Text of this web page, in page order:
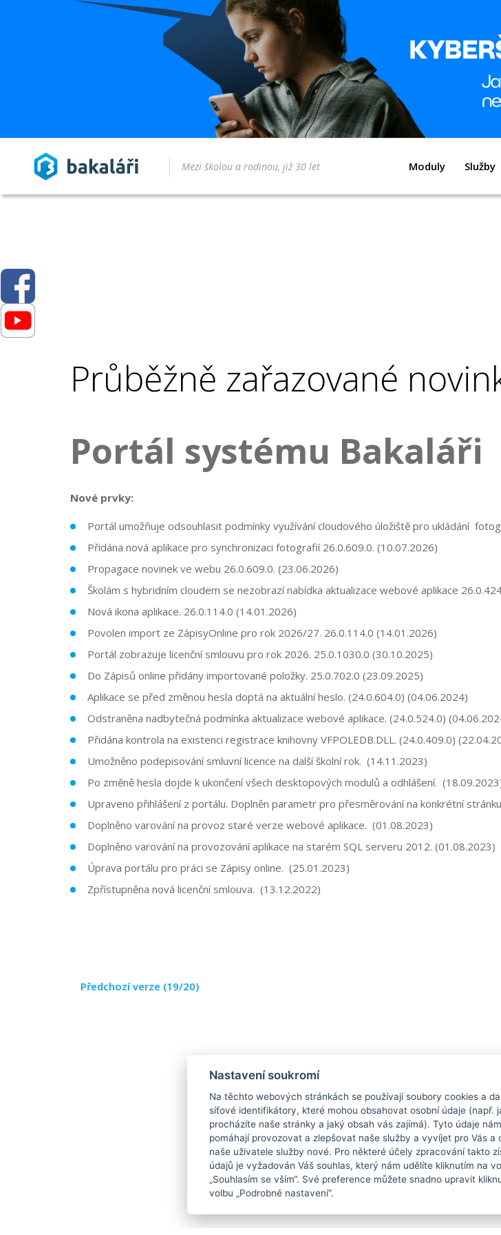
Moduly Služby
Průběžně zařazované
Portál systému Bakaláři
Nové prvky:
Portál umožňuje odsouhlasit podmínky využívání cloudového úložiště pro ukládání
Přidána nová aplikace pro synchronizaci fotografií 26.0.609.0. (10.07.2026)
Propagace novinek ve webu 26.0.609.0. (23.06.2026)
Školám s hybridním cloudem se nezobrazí nabídka aktualizace webové aplikace
Nová ikona aplikace. 26.0.114.0 (14.01.2026)
Povolen import ze ZápisyOnline pro rok 2026/27. 26.0.114.0 (14.01.2026)
Portál zobrazuje licenční smlouvu pro rok 2026. 25.0.1030.0 (30.10.2025)
Do Zápisů online přidány importované položky. 25.0.702.0 (23.09.2025)
Aplikace se před změnou hesla doptá na aktuální heslo. (24.0.604.0) (04.06.2024)
Odstraněna nadbytečná podmínka aktualizace webové aplikace. (24.0.524.0)
Přidána kontrola na existenci registrace knihovny VFPOLEDB.DLL. (24.0.409.0)
Umožněno podepisování smluvní licence na další školní rok. (14.11.2023)
Po změně hesla dojde k ukončení všech desktopových modulů a odhlášení.
Upraveno přihlášení z portálu. Doplněn parametr pro přesměrování na konkrétní
Doplněno varování na provoz staré verze webové aplikace. (01.08.2023)
Doplněno varování na provozování aplikace na starém SQL serveru 2012. (01.08.2023)
Úprava portálu pro práci se Zápisy online. (25.01.2023)
Zpřístupněna nová licenční smlouva. (13.12.2022)
Předchozí verze (19/20)
Nastavení soukromí
Na těchto webových stránkách se používají soubory cookies a
síťové identifikátory, které mohou obsahovat osobní údaje (např.
procházíte naše stránky a jaký obsah vás zajímá). Tyto údaje nám
pomáhají provozovat a zlepšovat naše služby a vyvíjet pro Vás a
naše uživatele služby nové. Pro některé účely zpracování takto
údajů je vyžadován Váš souhlas, který nám udělíte kliknutím na
„Souhlasím se vším“. Své preference můžete snadno upravit
volbu „Podrobné nastavení“.